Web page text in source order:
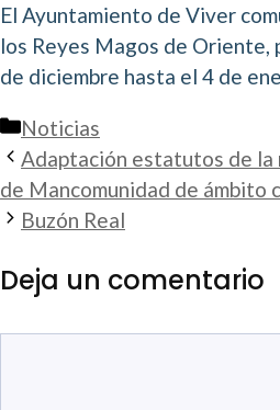
El Ayuntamiento de Viver
los Reyes Magos de Oriente,
de diciembre hasta el 4 de
Categorías
Noticias
Adaptación estatutos de la
de Mancomunidad de ámbito
Buzón Real
Deja un comentario